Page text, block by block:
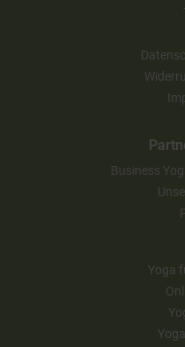
Business
Yoga